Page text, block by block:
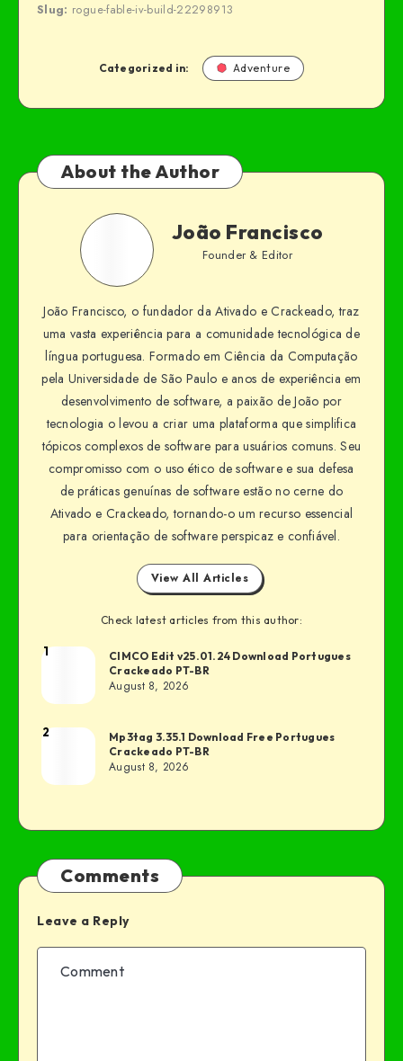
Slug: rogue-fable-iv-build-22298913
Categorized in: Adventure
About the Author
João Francisco
Founder & Editor
João Francisco, o fundador da Ativado e Crackeado, traz
uma vasta experiência para a comunidade tecnológica de
língua portuguesa. Formado em Ciência da Computação
pela Universidade de São Paulo e anos de experiência em
desenvolvimento de software, a paixão de João por
tecnologia o levou a criar uma plataforma que simplifica
tópicos complexos de software para usuários comuns. Seu
compromisso com o uso ético de software e sua defesa
de práticas genuínas de software estão no cerne do
Ativado e Crackeado, tornando-o um recurso essencial
para orientação de software perspicaz e confiável.
View All Articles
Check latest articles from this author:
1
CIMCO Edit v25.01.24 Download Portugues
Crackeado PT-BR
August 8, 2026
2
Mp3tag 3.35.1 Download Free Portugues
Crackeado PT-BR
August 8, 2026
Comments
Leave a Reply